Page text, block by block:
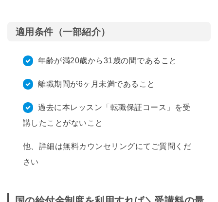
適用条件（一部紹介）
年齢が満20歳から31歳の間であること
離職期間が6ヶ月未満であること
過去に本レッスン「転職保証コース」を受
講したことがないこと
他、詳細は無料カウンセリングにてご質問くだ
さい